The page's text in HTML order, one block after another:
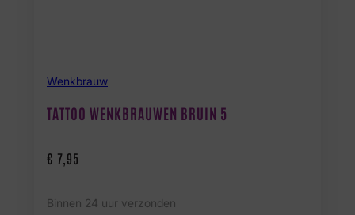
Wenkbrauw
TATTOO WENKBRAUWEN BRUIN 5
€ 7,95
Binnen 24 uur verzonden